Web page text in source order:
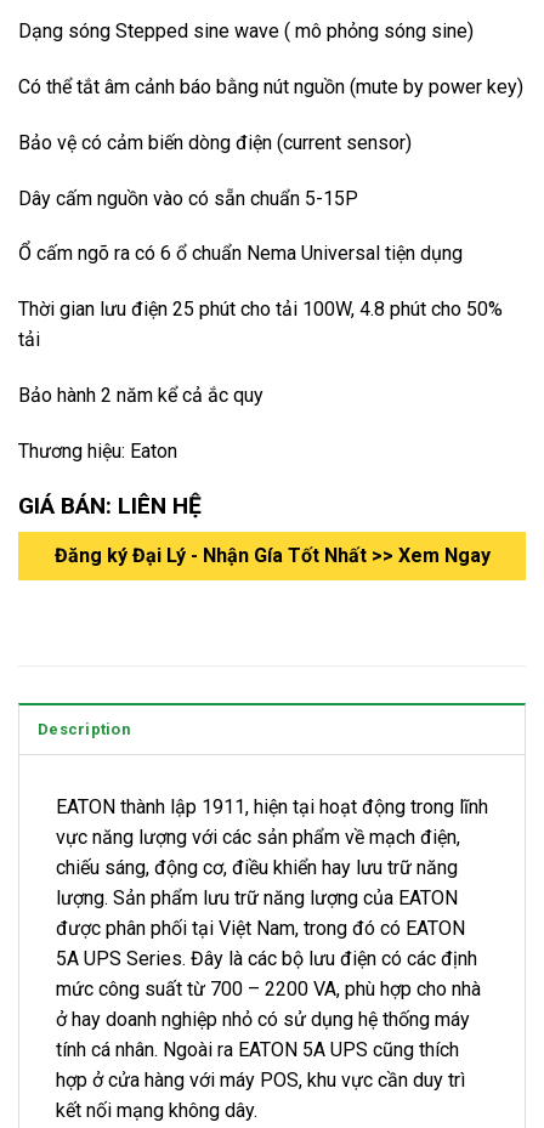
Dạng sóng Stepped sine wave ( mô phỏng sóng sine)
Có thể tắt âm cảnh báo bằng nút nguồn (mute by power key)
Bảo vệ có cảm biến dòng điện (current sensor)
Dây cấm nguồn vào có sẵn chuẩn 5-15P
Ổ cấm ngõ ra có 6 ổ chuẩn Nema Universal tiện dụng
Thời gian lưu điện 25 phút cho tải 100W, 4.8 phút cho 50%
tải
Bảo hành 2 năm kể cả ắc quy
Thương hiệu: Eaton
GIÁ BÁN: LIÊN HỆ
Đăng ký Đại Lý - Nhận Gía Tốt Nhất >> Xem Ngay
Description
EATON thành lập 1911, hiện tại hoạt động trong lĩnh
vực năng lượng với các sản phẩm về mạch điện,
chiếu sáng, động cơ, điều khiển hay lưu trữ năng
lượng. Sản phẩm lưu trữ năng lượng của EATON
được phân phối tại Việt Nam, trong đó có EATON
5A UPS Series. Đây là các bộ lưu điện có các định
mức công suất từ 700 – 2200 VA, phù hợp cho nhà
ở hay doanh nghiệp nhỏ có sử dụng hệ thống máy
tính cá nhân. Ngoài ra EATON 5A UPS cũng thích
hợp ở cửa hàng với máy POS, khu vực cần duy trì
kết nối mạng không dây.